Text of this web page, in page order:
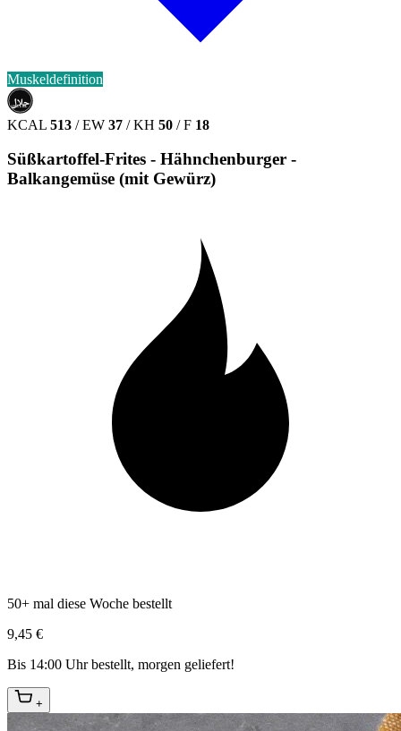
Muskeldefinition
حلال
HALAL
KCAL 513 / EW 37 / KH 50 / F 18
Süßkartoffel-Frites - Hähnchenburger -
Balkangemüse (mit Gewürz)
50+ mal diese Woche bestellt
9,45 €
Bis 14:00 Uhr bestellt, morgen geliefert!
+